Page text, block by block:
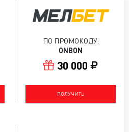
ПО ПРОМОКОДУ:
ONBON
30 000
ПОЛУЧИТЬ